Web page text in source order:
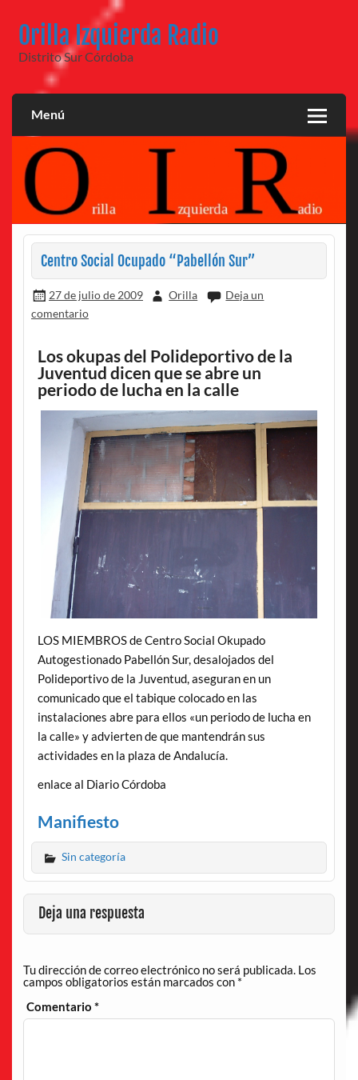
contenido
Orilla Izquierda Radio
Distrito Sur Córdoba
Menú
Centro Social Ocupado “Pabellón Sur”
27 de julio de 2009 Orilla
Deja un
comentario
Los okupas del Polideportivo de la
Juventud dicen que se abre un
periodo de lucha en la calle
LOS MIEMBROS de Centro Social Okupado
Autogestionado Pabellón Sur, desalojados del
Polideportivo de la Juventud, aseguran en un
comunicado que el tabique colocado en las
instalaciones abre para ellos «un periodo de lucha en
la calle» y advierten de que mantendrán sus
actividades en la plaza de Andalucía.
enlace al Diario Córdoba
Manifiesto
Sin categoría
Deja una respuesta
Tu dirección de correo electrónico no será publicada. Los
campos obligatorios están marcados con *
Comentario*